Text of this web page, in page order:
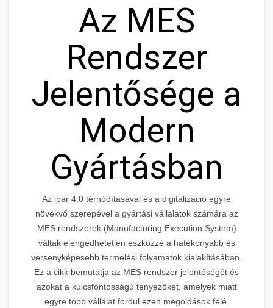
Az MES
Rendszer
Jelentősége a
Modern
Gyártásban
Az ipar 4.0 térhódításával és a digitalizáció egyre
növekvő szerepével a gyártási vállalatok számára az
MES rendszerek (Manufacturing Execution System)
váltak elengedhetetlen eszközzé a hatékonyabb és
versenyképesebb termelési folyamatok kialakításában.
Ez a cikk bemutatja az MES rendszer jelentőségét és
azokat a kulcsfontosságú tényezőket, amelyek miatt
egyre több vállalat fordul ezen megoldások felé.